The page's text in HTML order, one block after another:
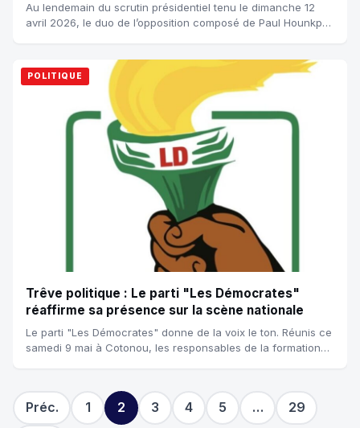
Au lendemain du scrutin présidentiel tenu le dimanche 12
avril 2026, le duo de l’opposition composé de Paul Hounkpè
POLITIQUE
Trêve politique : Le parti "Les Démocrates"
réaffirme sa présence sur la scène nationale
Le parti "Les Démocrates" donne de la voix le ton. Réunis ce
samedi 9 mai à Cotonou, les responsables de la formation
Préc. 1 2 3 4 5 … 29